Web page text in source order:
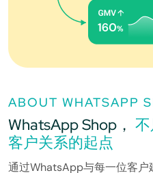
ABOUT WHATSAPP
WhatsApp Shop，
客户关系的起点
通过WhatsApp与每一位客户